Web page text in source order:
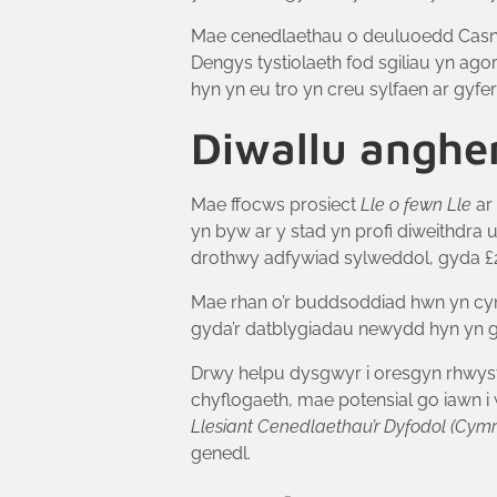
Mae cenedlaethau o deuluoedd
Dengys tystiolaeth fod sgiliau yn
hyn yn eu tro yn creu sylfaen ar
Diwallu
Mae ffocws prosiect Lle o fewn Lle ar
yn byw ar y stad yn profi diweithdra
drothwy adfywiad sylweddol, gyda
Mae rhan o’r buddsoddiad hwn yn
gyda’r datblygiadau newydd hyn yn
Drwy helpu dysgwyr i oresgyn
chyflogaeth, mae potensial go iawn
Llesiant Cenedlaethau’r Dyfodol
genedl.